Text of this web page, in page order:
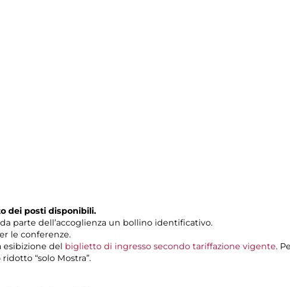
dei posti disponibili.
parte dell’accoglienza un bollino identificativo.
le conferenze.
esibizione del biglietto di ingresso secondo tariffazione vigente.
“solo Mostra”.